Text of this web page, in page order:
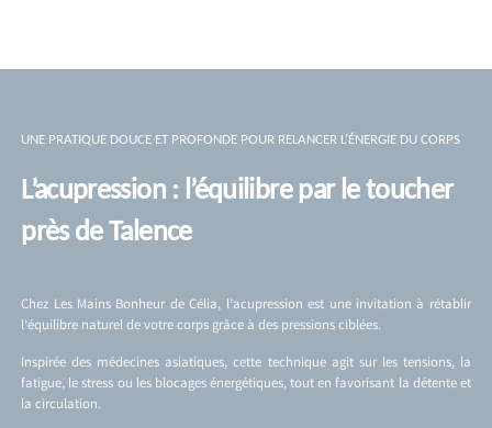
UNE PRATIQUE DOUCE ET PROFONDE POUR RELANCER L’ÉNERGIE DU CORPS
L’acupression : l’équilibre par le toucher
près de Talence
Chez Les Mains Bonheur de Célia, l’acupression est une invitation à rétablir
l’équilibre naturel de votre corps grâce à des pressions ciblées.
Inspirée des médecines asiatiques, cette technique agit sur les tensions, la
fatigue, le stress ou les blocages énergétiques, tout en favorisant la détente et
la circulation.